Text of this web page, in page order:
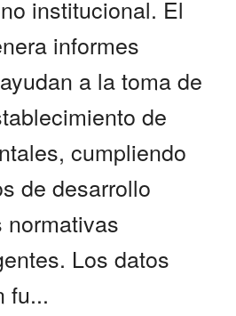
institucional. El
informes
a la toma de
de
cumpliendo
de desarrollo
Los datos
fu...